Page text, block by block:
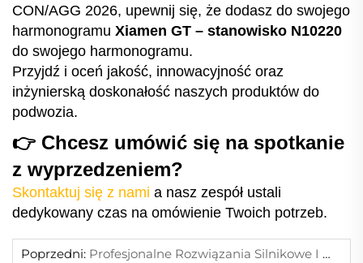
CON/AGG 2026, upewnij się, że dodasz do swojego
harmonogramu Xiamen GT – stanowisko N10220
do swojego harmonogramu.
Przyjdź i oceń jakość, innowacyjność oraz
inżynierską doskonałość naszych produktów do
podwozia.
👉 Chcesz umówić się na spotkanie
z wyprzedzeniem?
Skontaktuj się z nami a nasz zespół ustali
dedykowany czas na omówienie Twoich potrzeb.
Poprzedni: Profesjonalne Rozwiązania Silnikowe I Wałowe Dla Skrzyni Biegów Koparek